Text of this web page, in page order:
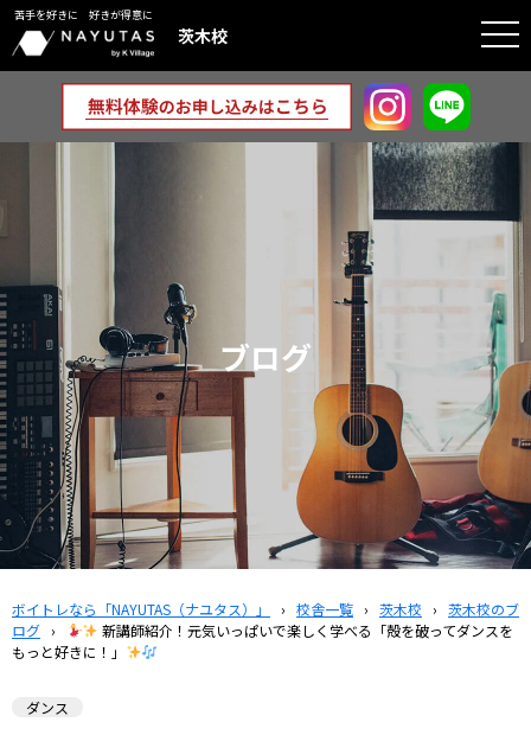
苦手を好きに 好きが得意に
茨木校
ブログ
ボイトレなら「NAYUTAS（ナユタス）」 › 校舎一覧 › 茨木校 › 茨木校のブ
ログ ›
新講師紹介！元気いっぱいで楽しく学べる「殻を破ってダンスを
もっと好きに！」
ダンス